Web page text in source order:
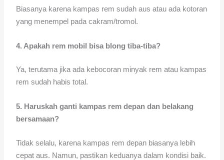
Biasanya karena kampas rem sudah aus atau ada kotoran
yang menempel pada cakram/tromol.
4. Apakah rem mobil bisa blong tiba-tiba?
Ya, terutama jika ada kebocoran minyak rem atau kampas
rem sudah habis total.
5. Haruskah ganti kampas rem depan dan belakang
bersamaan?
Tidak selalu, karena kampas rem depan biasanya lebih
cepat aus. Namun, pastikan keduanya dalam kondisi baik.